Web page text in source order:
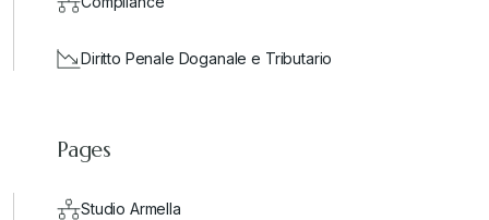
Diritto Penale Doganale e Tributario
Pages
Studio Armella